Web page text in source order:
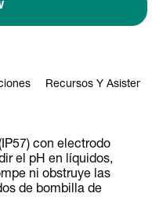
Recursos Y
con electrodo
el pH en líquidos,
ni obstruye las
de bombilla de